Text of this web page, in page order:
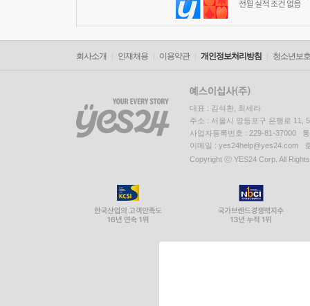
회사소개 인재채용 이용약관 개인정보처리방침 청소년보
대표 : 김석환, 최세라
주소 : 서울시 영등포구 은행로 11,
사업자등록번호 : 229-81-37000
이메일 : yes24help@yes24.com
Copyright ⓒ YES24 Corp. All